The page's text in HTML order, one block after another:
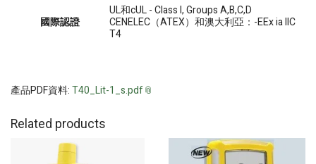
國際認證
UL和cUL - Class I, Groups A,B,C,D
CENELEC（ATEX）和澳大利亞：-EEx ia IIC
T4
產品PDF資料:T40_Lit-1_s.pdf
Related products